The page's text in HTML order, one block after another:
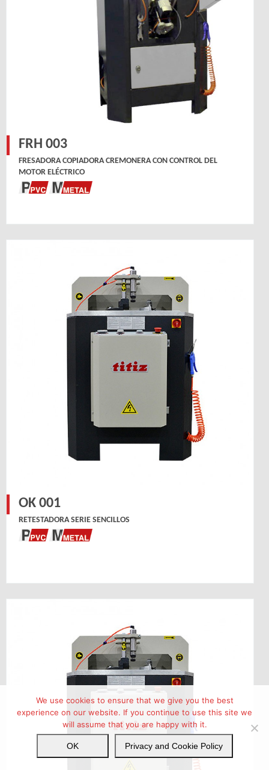
FRH 003
FRESADORA COPIADORA CREMONERA CON CONTROL DEL
MOTOR ELÉCTRICO
OK 001
RETESTADORA SERIE SENCILLOS
We use cookies to ensure that we give you the best
experience on our website. If you continue to use this site we
will assume that you are happy with it.
OK Privacy and Cookie Policy